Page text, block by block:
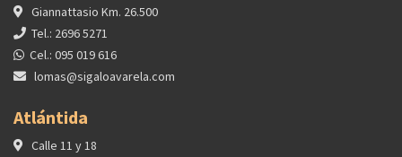
Giannattasio Km. 26.500
Tel.: 2696 5271
Cel.: 095 019 616
lomas@sigaloavarela.com
Atlántida
Calle 11 y 18